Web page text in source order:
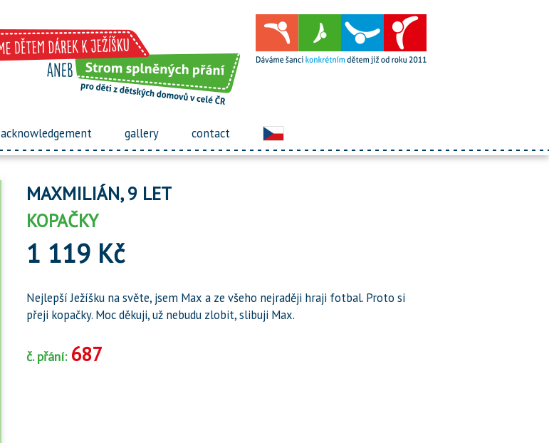
acknowledgement gallery contact
MAXMILIÁN, 9 LET
KOPAČKY
1 119 Kč
Nejlepší Ježíšku na světe, jsem Max a ze všeho nejraději hraji fotbal. Proto si
přeji kopačky. Moc děkuji, už nebudu zlobit, slibuji Max.
č. přání: 687